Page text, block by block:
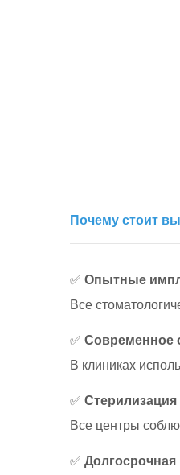
Почему стоит
✅ Опытные
Все
✅ Современное
В клиниках
✅
Все центры
✅ Долгосрочная